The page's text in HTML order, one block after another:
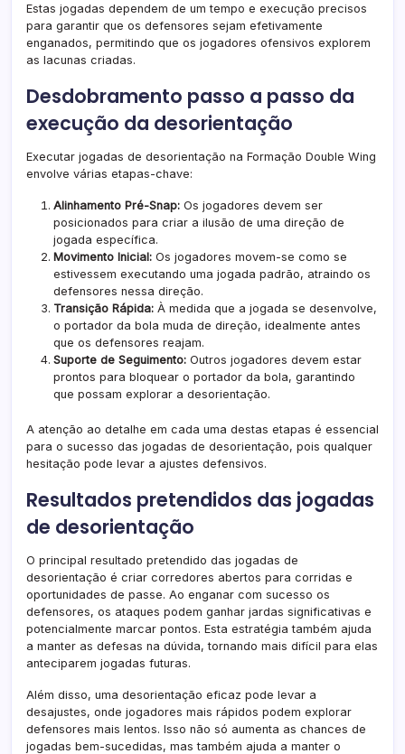
Estas jogadas dependem de um tempo e execução precisos
para garantir que os defensores sejam efetivamente
enganados, permitindo que os jogadores ofensivos explorem
as lacunas criadas.
Desdobramento passo a passo da
execução da desorientação
Executar jogadas de desorientação na Formação Double Wing
envolve várias etapas-chave:
Alinhamento Pré-Snap: Os jogadores devem ser
posicionados para criar a ilusão de uma direção de
jogada específica.
Movimento Inicial: Os jogadores movem-se como se
estivessem executando uma jogada padrão, atraindo os
defensores nessa direção.
Transição Rápida: À medida que a jogada se desenvolve,
o portador da bola muda de direção, idealmente antes
que os defensores reajam.
Suporte de Seguimento: Outros jogadores devem estar
prontos para bloquear o portador da bola, garantindo
que possam explorar a desorientação.
A atenção ao detalhe em cada uma destas etapas é essencial
para o sucesso das jogadas de desorientação, pois qualquer
hesitação pode levar a ajustes defensivos.
Resultados pretendidos das jogadas
de desorientação
O principal resultado pretendido das jogadas de
desorientação é criar corredores abertos para corridas e
oportunidades de passe. Ao enganar com sucesso os
defensores, os ataques podem ganhar jardas significativas e
potencialmente marcar pontos. Esta estratégia também ajuda
a manter as defesas na dúvida, tornando mais difícil para elas
anteciparem jogadas futuras.
Além disso, uma desorientação eficaz pode levar a
desajustes, onde jogadores mais rápidos podem explorar
defensores mais lentos. Isso não só aumenta as chances de
jogadas bem-sucedidas, mas também ajuda a manter o